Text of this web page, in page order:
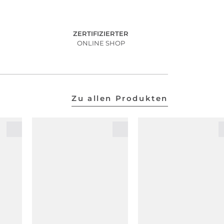
ZERTIFIZIERTER
ONLINE SHOP
Zu allen Produkten